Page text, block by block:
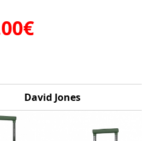
David Jones